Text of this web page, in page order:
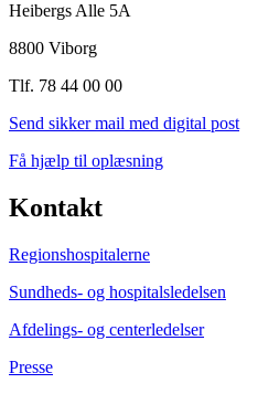
Heibergs Alle 5A
8800 Viborg
Tlf. 78 44 00 00
Send sikker mail med digital post
Få hjælp til oplæsning
Kontakt
Regionshospitalerne
Sundheds- og hospitalsledelsen
Afdelings- og centerledelser
Presse